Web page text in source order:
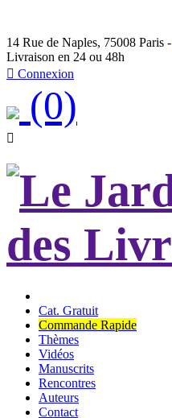
14 Rue de Naples, 75008 Paris -
Livraison en 24 ou 48h
 Connexion
(0)

Cat. Gratuit
Commande Rapide
Thèmes
Vidéos
Manuscrits
Rencontres
Auteurs
Contact